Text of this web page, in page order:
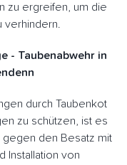
zu ergreifen, um die
verhindern.
- Taubenabwehr in
durch Taubenkot
zu schützen, ist es
den Besatz mit
Installation von